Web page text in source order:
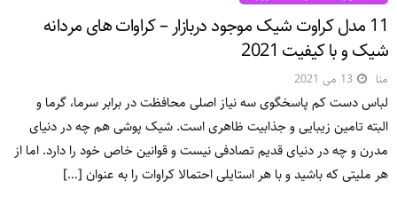
11 مدل کراوت شیک موجود دربازار – کراوات های مردانه
شیک و با کیفیت 2021
منا 13 می 2021
لباس دست کم پاسخگوی سه نیاز اصلی محافظت در برابر سرما، گرما و
البته تامین زیبایی و جذابیت ظاهری است. شیک پوشی هم چه در دنیای
مدرن و چه در دنیای قدیم تصادفی نیست و قوانین خاص خود را دارد. اما از
هر ملیتی که باشید و با هر استایلی احتمالا کراوات را به عنوان […]